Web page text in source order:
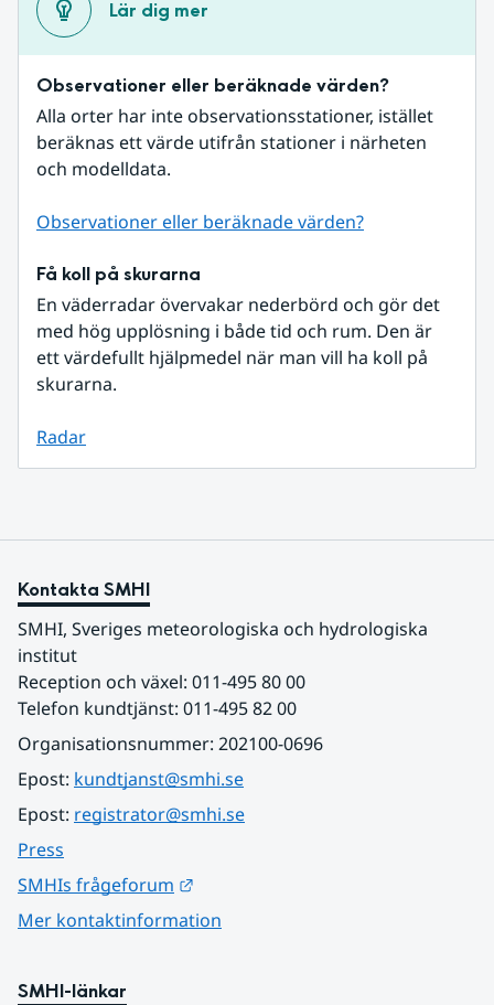
Lär dig mer
Observationer eller beräknade värden?
Alla orter har inte observationsstationer, istället
beräknas ett värde utifrån stationer i närheten
och modelldata.
Observationer eller beräknade värden?
Få koll på skurarna
En väderradar övervakar nederbörd och gör det
med hög upplösning i både tid och rum. Den är
ett värdefullt hjälpmedel när man vill ha koll på
skurarna.
Radar
Kontakta SMHI
SMHI, Sveriges meteorologiska och hydrologiska
institut
Reception och växel: 011-495 80 00
Telefon kundtjänst: 011-495 82 00
Organisationsnummer: 202100-0696
Epost: kundtjanst@smhi.se
Epost: registrator@smhi.se
Press
SMHIs frågeforum
Mer kontaktinformation
SMHI-länkar